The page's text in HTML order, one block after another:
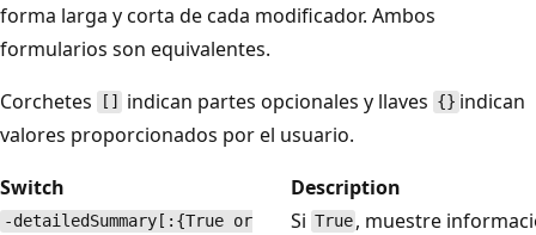
forma larga y corta de cada modificador. Ambos
formularios son equivalentes.
Corchetes
[] indican partes opcionales y llaves {} indican
valores proporcionados por el usuario.
Switch
Description
-detailedSummary[:{True or
Si True , muestre